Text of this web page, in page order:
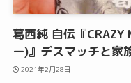
葛西純 自伝『CRAZY
ー)』デスマッチと家
2021年2月28日